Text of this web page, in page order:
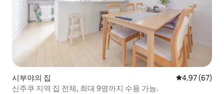
시부야의 집 평점 4.97점(5
4.97 (67)
신주쿠 지역 집 전체, 최대 9명까지 수용 가능.